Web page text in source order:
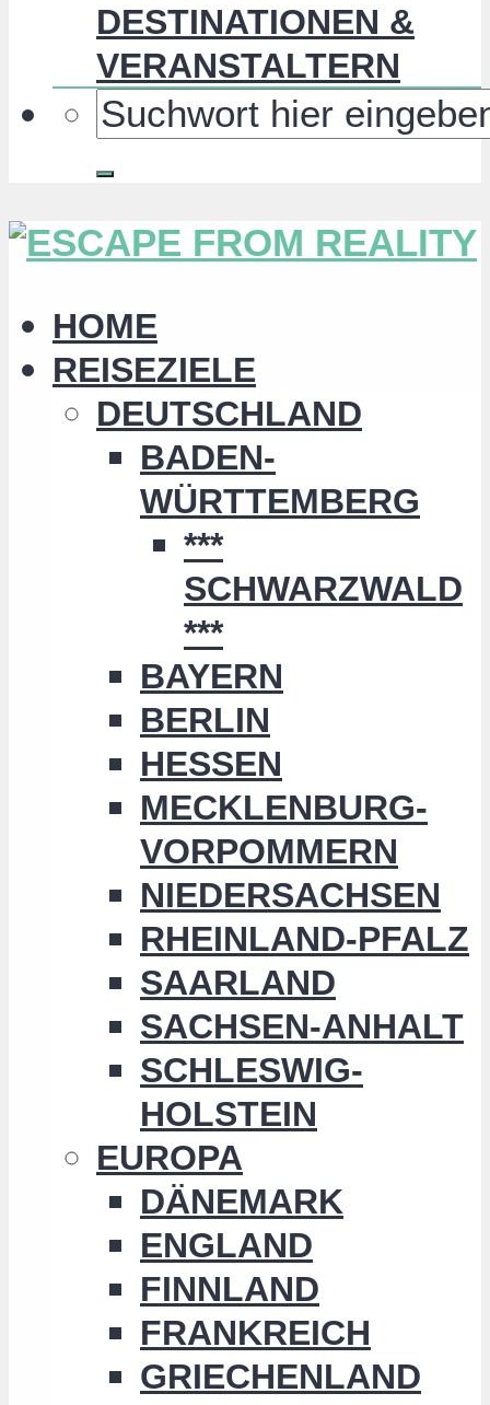
DESTINATIONEN &
VERANSTALTERN
HOME
REISEZIELE
DEUTSCHLAND
BADEN-
WÜRTTEMBERG
***
SCHWARZWALD
***
BAYERN
BERLIN
HESSEN
MECKLENBURG-
VORPOMMERN
NIEDERSACHSEN
RHEINLAND-PFALZ
SAARLAND
SACHSEN-ANHALT
SCHLESWIG-
HOLSTEIN
EUROPA
DÄNEMARK
ENGLAND
FINNLAND
FRANKREICH
GRIECHENLAND